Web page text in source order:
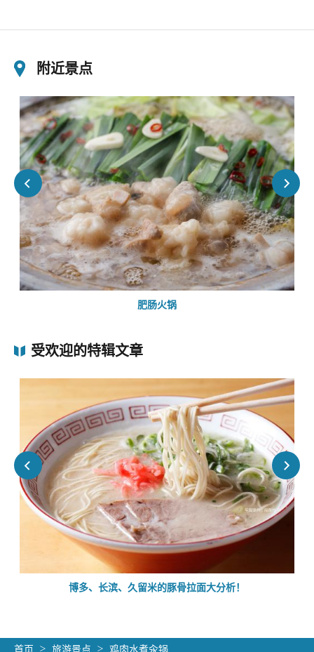
附近景点
肥肠火锅
受欢迎的特辑文章
博多、长滨、久留米的豚骨拉面大分析！
首页 旅游景点 鸡肉水煮汆锅